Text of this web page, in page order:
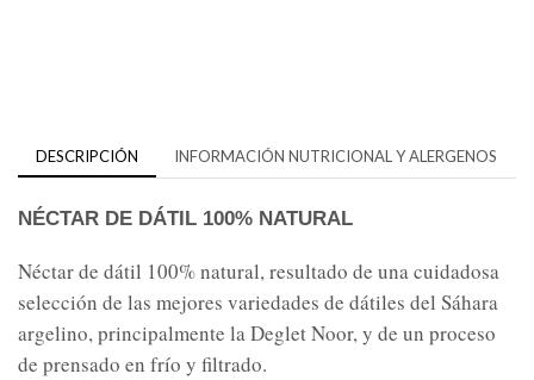
DESCRIPCIÓN INFORMACIÓN NUTRICIONAL Y ALERGENOS
NÉCTAR DE DÁTIL 100% NATURAL
Néctar de dátil 100% natural, resultado de una cuidadosa
selección de las mejores variedades de dátiles del Sáhara
argelino, principalmente la Deglet Noor, y de un proceso
de prensado en frío y filtrado.